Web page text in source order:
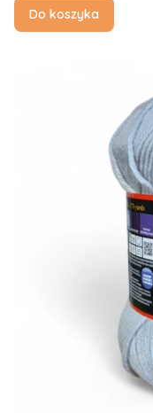
Do koszyka